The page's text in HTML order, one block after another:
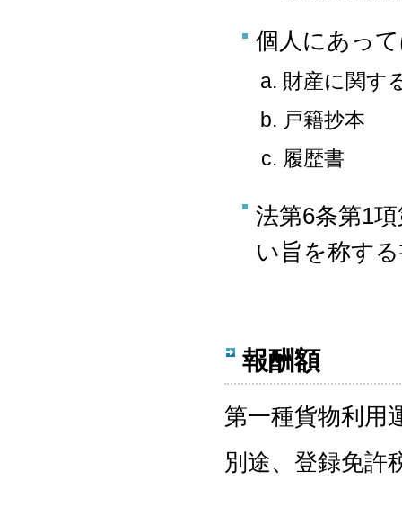
個人にあっ
財産に関す
戸籍抄本
履歴書
法第6条第1
い旨を称す
報酬額
第一種貨物利用
別途、登録免